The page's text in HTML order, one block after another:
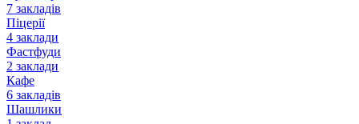
7 закладів
Піцерії
4 заклади
Фастфуди
2 заклади
Кафе
6 закладів
Шашлики